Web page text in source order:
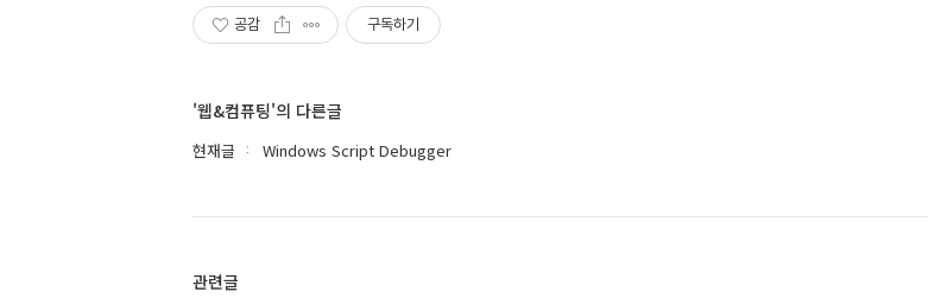
공감 구독하기
'웹&컴퓨팅'의 다른글
현재글 Windows Script Debugger
관련글